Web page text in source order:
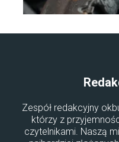
Zespół redakcyjny
którzy z
czytelnikami. Naszą